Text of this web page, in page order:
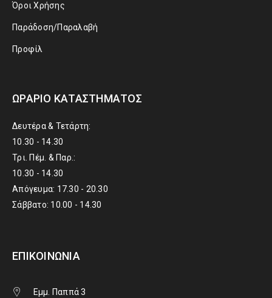
Όροι Χρήσης
Παράδοση/Παραλαβή
Προφίλ
ΩΡΆΡΙΟ ΚΑΤΑΣΤΉΜΑΤΟΣ
Δευτέρα & Τετάρτη:
10.30 - 14.30
Τρι. Πέμ. & Παρ.:
10.30 - 14.30
Απόγευμα: 17.30 - 20.30
Σάββατο: 10.00 - 14.30
ΕΠΙΚΟΙΝΩΝΊΑ
Εμμ. Παππά 3